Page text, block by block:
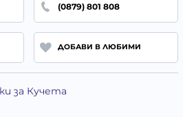
(0879) 801 808
ДОБАВИ В ЛЮБИМИ
за Кучета